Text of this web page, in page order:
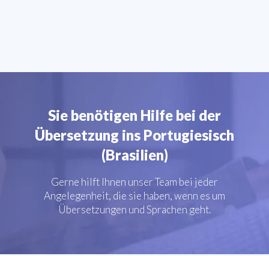
Sie benötigen Hilfe bei der
Übersetzung ins Portugiesisch
(Brasilien)
Gerne hilft Ihnen unser Team bei jeder
Angelegenheit, die sie haben, wenn es um
Übersetzungen und Sprachen geht.